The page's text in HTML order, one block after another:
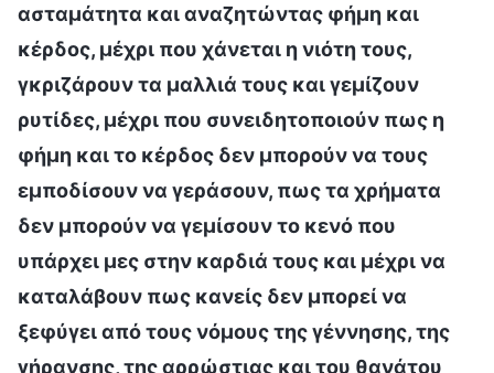
ασταμάτητα και αναζητώντας φήμη και
κέρδος, μέχρι που χάνεται η νιότη τους,
γκριζάρουν τα μαλλιά τους και γεμίζουν
ρυτίδες, μέχρι που συνειδητοποιούν πως η
φήμη και το κέρδος δεν μπορούν να τους
εμποδίσουν να γεράσουν, πως τα χρήματα
δεν μπορούν να γεμίσουν το κενό που
υπάρχει μες στην καρδιά τους και μέχρι να
καταλάβουν πως κανείς δεν μπορεί να
ξεφύγει από τους νόμους της γέννησης, της
γήρανσης, της αρρώστιας και του θανάτου